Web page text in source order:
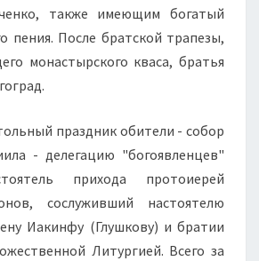
также имеющим богатый
пения. После братской трапезы,
монастырского кваса, братья
праздник обители - собор
- делегацию "богоявленцев"
прихода протоиерей
сослуживший настоятелю
Иакинфу (Глушкову) и братии
Литургией. Всего за